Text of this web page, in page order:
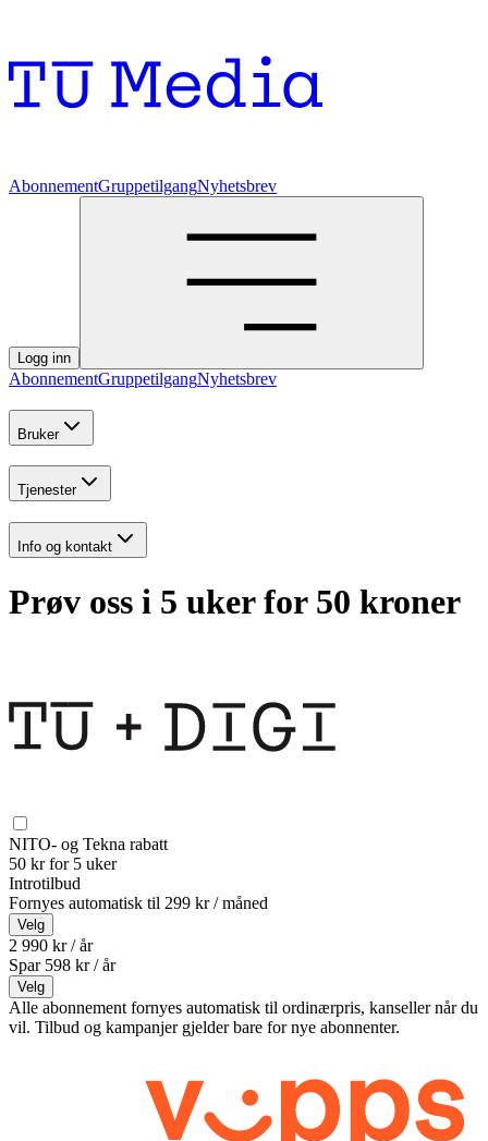
AbonnementGruppetilgangNyhetsbrev
Logg inn
AbonnementGruppetilgangNyhetsbrev
Bruker
Tjenester
Info og kontakt
Prøv oss i 5 uker for 50 kroner
NITO- og Tekna rabatt
50 kr for 5 uker
Introtilbud
Fornyes automatisk til 299 kr / måned
Velg
2 990 kr / år
Spar 598 kr /år
Velg
Alle abonnement fornyes automatisk til ordinærpris, kanseller når du
vil. Tilbud og kampanjer gjelder bare for nye abonnenter.